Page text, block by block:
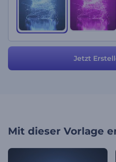
Jetzt
Mit dieser Vorlage